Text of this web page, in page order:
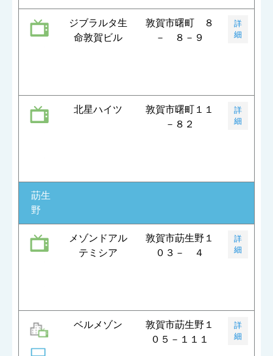
ジブラルタ生
命敦賀ビル
敦賀市曙町 ８
－ ８－９
詳
細
北星ハイツ
敦賀市曙町１１
－８２
詳
細
莇生
野
メゾンドアル
テミシア
敦賀市莇生野１
０３－ ４
詳
細
ベルメゾン
敦賀市莇生野１
０５－１１１
詳
細